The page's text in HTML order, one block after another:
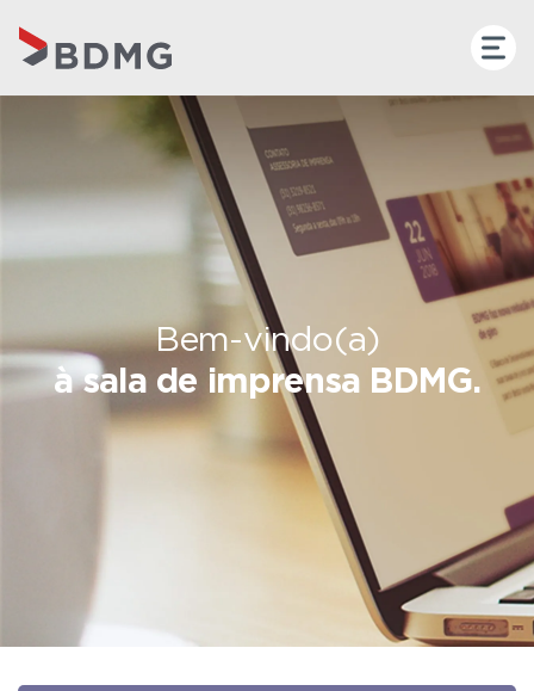
Bem-vindo(a)
à sala de imprensa BDMG.